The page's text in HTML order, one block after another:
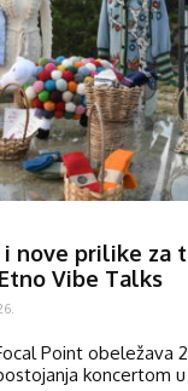
nove prilike za
Vibe Talks
Point obeležava
koncertom u